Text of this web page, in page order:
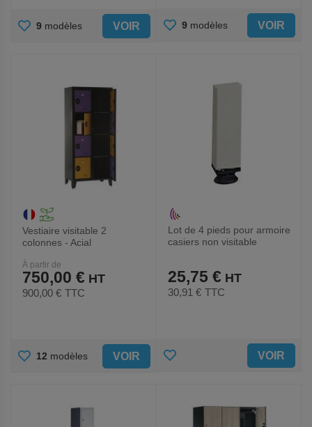
AJOUTER
9 modèles VOIR AJOUTER
9 modèles VOIR
Vestiaire visitable 2
colonnes - Acial
À partir de
750,00 €
900,00 € TTC
AJOUTER
12 modèles VOIR
Lot de 4 pieds pour armoire
casiers non visitable
25,75 €
30,91 € TTC
AJOUTER VOIR